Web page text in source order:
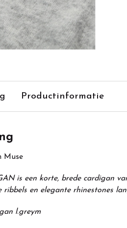
Productinformatie
Muse
is een korte, brede cardigan
ribbels en elegante rhinestones
l.greym